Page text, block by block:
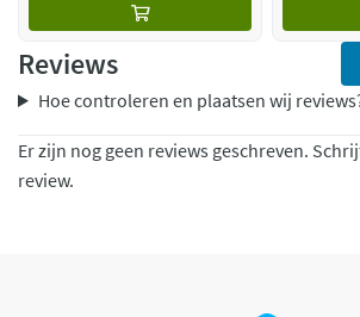
Reviews
Hoe controleren en plaatsen wij
Er zijn nog geen reviews geschreven.
review.